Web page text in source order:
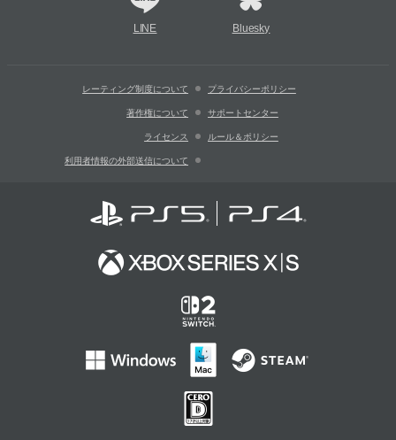
LINE Bluesky
レーティング制度について プライバシーポリシー
著作権について サポートセンター
ライセンス ルール＆ポリシー
利用者情報の外部送信について